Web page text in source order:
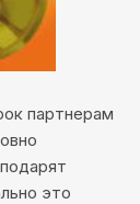
партнерам
это